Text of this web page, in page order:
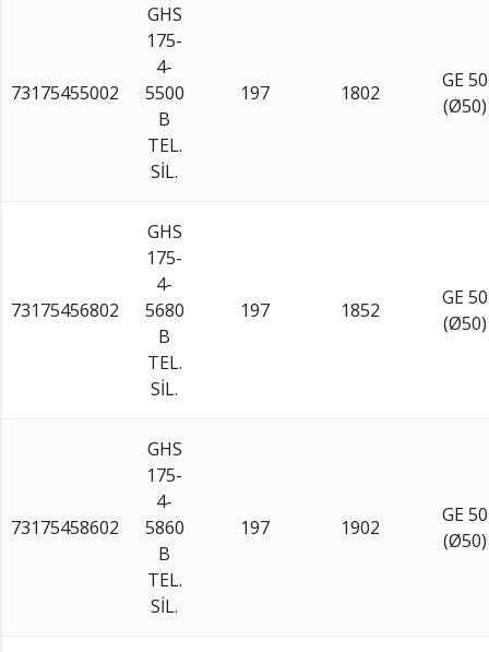
73175455002
GHS
175-
4-
5500
B
TEL.
SİL.
197 1802
GE 50
(Ø50)
73175456802
GHS
175-
4-
5680
B
TEL.
SİL.
197 1852
GE 50
(Ø50)
73175458602
GHS
175-
4-
5860
B
TEL.
SİL.
197 1902
GE 50
(Ø50)